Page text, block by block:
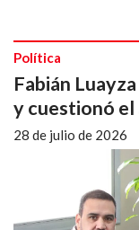
Fabián
y cuestionó el
Política
28 de julio de 2026